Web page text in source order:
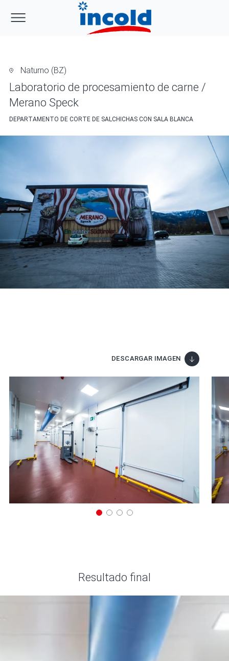
Naturno (BZ)
Laboratorio de procesamiento de carne /
Merano Speck
DEPARTAMENTO DE CORTE DE SALCHICHAS CON SALA BLANCA
DESCARGAR IMAGEN
Resultado final